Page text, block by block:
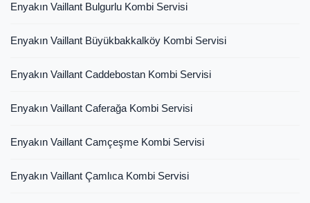
Enyakın Vaillant Bulgurlu Kombi Servisi
Enyakın Vaillant Büyükbakkalköy Kombi Servisi
Enyakın Vaillant Caddebostan Kombi Servisi
Enyakın Vaillant Caferağa Kombi Servisi
Enyakın Vaillant Camçeşme Kombi Servisi
Enyakın Vaillant Çamlıca Kombi Servisi